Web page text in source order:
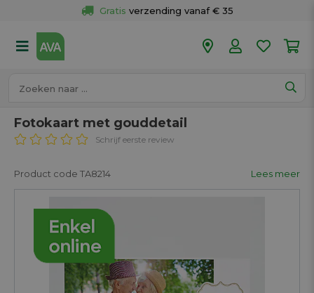
Gratis verzending vanaf € 35
50 winkels
Fotokaart met gouddetail
Schrijf eerste review
Product code TA8214 Lees meer